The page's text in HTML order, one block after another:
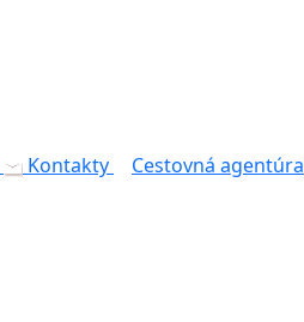
Kontakty
Cestovná agentúra